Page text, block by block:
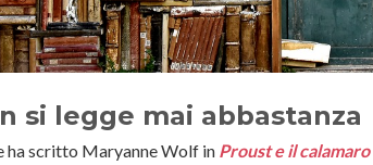
si legge mai abbastanza
ha scritto Maryanne Wolf in Proust e il calamaro